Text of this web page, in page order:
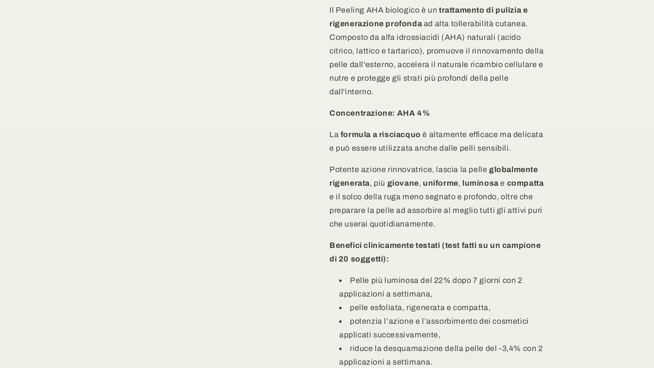
a
risciacquo
ad
azione
esfoliante
rigenerante
a
risciacquo
ad
azione
esfoliante
e
rigenerante
Il Peeling AHA biologico è un trattamento di pulizia e
rigenerazione profonda ad alta tollerabilità cutanea.
Composto da alfa idrossiacidi (AHA) naturali (acido
citrico, lattico e tartarico), promuove il rinnovamento della
pelle dall'esterno, accelera il naturale ricambio cellulare e
nutre e protegge gli strati più profondi della pelle
dall'interno.
Concentrazione: AHA 4%
La formula a risciacquoè altamente efficace ma delicata
e può essere utilizzata anche dalle pelli sensibili.
Potente azione rinnovatrice, lascia la pelle globalmente
rigenerata, più giovane, uniforme, luminosa e compatta
e il solco della ruga meno segnato e profondo, oltre che
preparare la pelle ad assorbire al meglio tutti gli attivi puri
che userai quotidianamente.
Benefici clinicamente testati (test fatti su un campione
di 20 soggetti):
Pelle più luminosa del 22% dopo 7 giorni con 2
applicazioni a settimana,
pelle esfoliata, rigenerata e compatta,
potenzia l’azione e l’assorbimento dei cosmetici
applicati successivamente,
riduce la desquamazione della pelle del -3,4% con 2
applicazioni a settimana.